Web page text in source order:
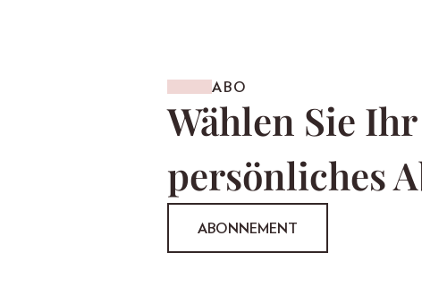
ABO
Wählen Sie Ihr
persönliches
ABONNEMENT